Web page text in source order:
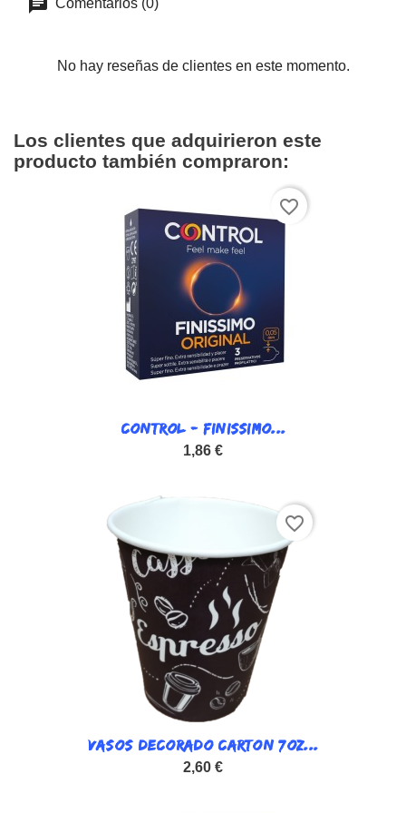
Comentarios (0)
No hay reseñas de clientes en este momento.
Los clientes que adquirieron este
producto también compraron:
CONTROL - FINISSIMO...
1,86 €
favorite_border
VASOS DECORADO CARTON 7OZ...
2,60 €
favorite_border